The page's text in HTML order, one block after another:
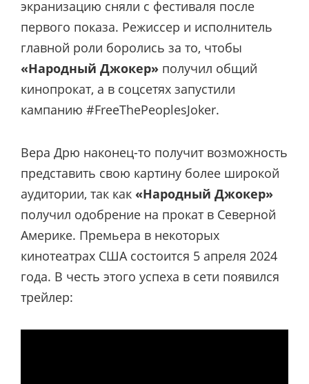
экранизацию сняли с фестиваля после
первого показа. Режиссер и исполнитель
главной роли боролись за то, чтобы
«Народный Джокер» получил общий
кинопрокат, а в соцсетях запустили
кампанию #FreeThePeoplesJoker.
Вера Дрю наконец-то получит возможность
представить свою картину более широкой
аудитории, так как «Народный Джокер»
получил одобрение на прокат в Северной
Америке. Премьера в некоторых
кинотеатрах США состоится 5 апреля 2024
года. В честь этого успеха в сети появился
трейлер: